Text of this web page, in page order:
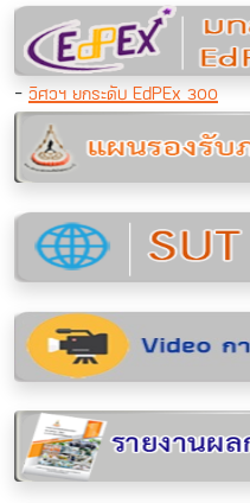
- วิศวฯ ยกระดับ EdPEx 300